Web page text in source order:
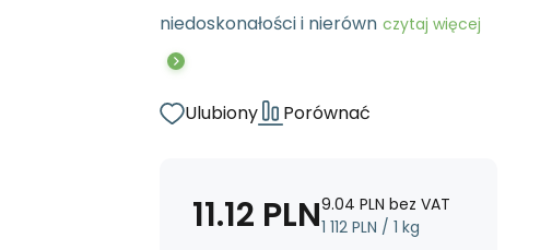
niedoskonałości i nierówn czytaj więcej
Ulubiony Porównać
11.12 PLN9.04 PLN bez VAT
1 112 PLN / 1 kg